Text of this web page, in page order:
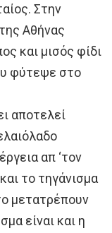
Στην
Αθήνας
και μισός φίδι
φύτεψε στο
αποτελεί
απ ‘τον
το τηγάνισμα
μετατρέπουν
είναι και η